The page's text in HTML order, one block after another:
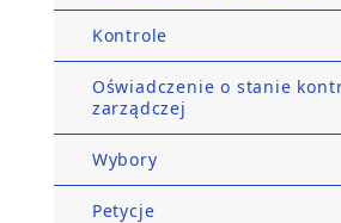
Kontrole
Oświadczenie o stanie
zarządczej
Wybory
Petycje